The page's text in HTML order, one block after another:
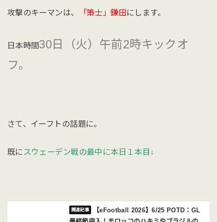
攻撃のキーマンは、 「策士」鎌田にします。
日本時間30日（火）午前2時キックオ
フ。
さて、イーフトの話題に。
既に スウェーデン戦の最中に本日１本目↓
【eFootball 2026】6/25 POTD：GL